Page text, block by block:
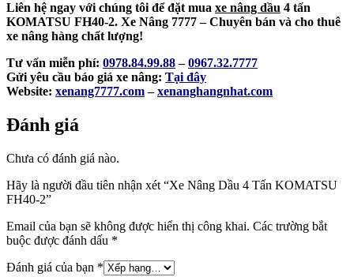
Liên hệ ngay với chúng tôi để đặt mua xe nâng dầu 4 tấn
KOMATSU FH40-2. Xe Nâng 7777 – Chuyên bán và cho thuê
xe nâng hàng chất lượng!
Tư vấn miễn phí: 0978.84.99.88 – 0967.32.7777
Gửi yêu cầu báo giá xe nâng: Tại đây
Website: xenang7777.com –xenanghangnhat.com
Đánh giá
Chưa có đánh giá nào.
Hãy là người đầu tiên nhận xét “Xe Nâng Dầu 4 Tấn KOMATSU
FH40-2”
Email của bạn sẽ không được hiển thị công khai. Các trường bắt
buộc được đánh dấu *
Đánh giá của bạn *